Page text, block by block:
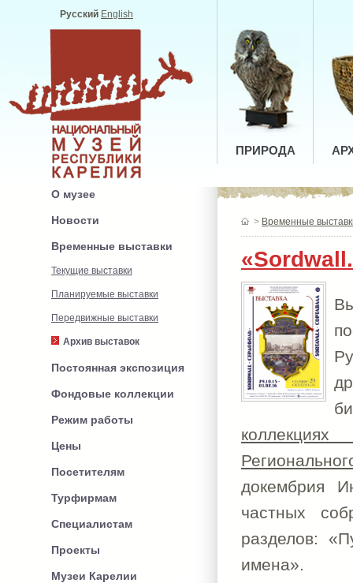
Русский English
ПРИРОДА
О музее
Новости
Временные выставки
Текущие выставки
Планируемые выставки
Передвижные выставки
Архив выставок
Постоянная экспозиция
Фондовые коллекции
Режим работы
Цены
Посетителям
Турфирмам
Специалистам
Проекты
Музеи Карелии
> Временные
докембрия
частных
разделов:
имена».